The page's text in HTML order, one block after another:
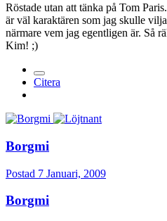
Röstade utan att tänka på Tom
är väl karaktären som jag skulle
närmare vem jag egentligen är. Så
Kim! ;)
Citera
Borgmi
Postad 7 Januari, 2009
Borgmi